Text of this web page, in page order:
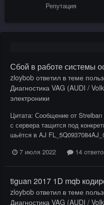
Репутация
Сбой в работе системы
zloybob ответил в теме
Диагностика VAG (AUDI /
электроники
Цитата: Сообщение от
с сервера тащится под
шьётся в AJ
7 июля 2022
14
tiguan 2017 1D mqb
zloybob ответил в теме
Диагностика VAG (AUDI /